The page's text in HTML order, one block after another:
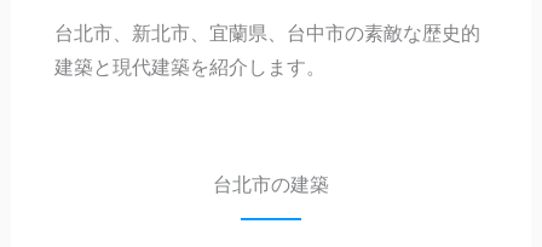
台北市、新北市、宜蘭県、台中市の素敵な歴史的
建築と現代建築を紹介します。
台北市の建築